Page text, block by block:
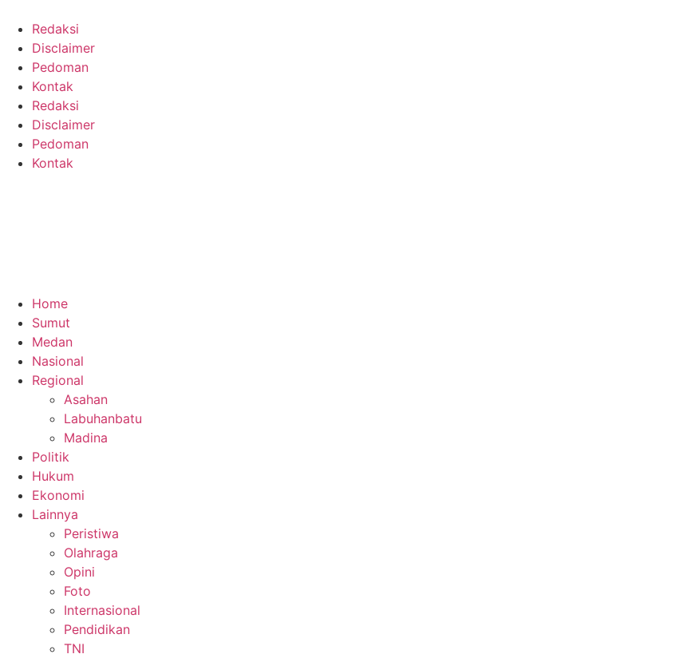
Redaksi
Disclaimer
Pedoman
Kontak
Redaksi
Disclaimer
Pedoman
Kontak
Home
Sumut
Medan
Nasional
Regional
Asahan
Labuhanbatu
Madina
Politik
Hukum
Ekonomi
Lainnya
Peristiwa
Olahraga
Opini
Foto
Internasional
Pendidikan
TNI